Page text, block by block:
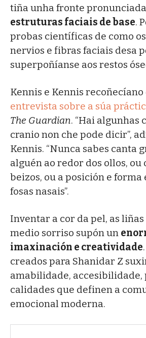
tiña unha fronte
estruturas faciais de base.
probas científicas de como
nervios e fibras faciais desa
superpoñíanse aos restos
Kennis e Kennis recoñecíano
entrevista sobre a súa
The Guardian. “Hai algunhas
cranio non che pode dicir”,
Kennis. “Nunca sabes canta
alguén ao redor dos ollos, ou
beizos, ou a posición e forma
fosas nasais”.
Inventar a cor da pel, as
medio sorriso supón un
imaxinación e creatividade
creados para Shanidar Z
amabilidade,
calidades que definen a
emocional moderna.